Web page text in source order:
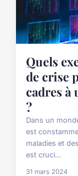
Quels
de crise
cadres à
?
Dans un
est
maladies et
est cruci...
31 mars 2024